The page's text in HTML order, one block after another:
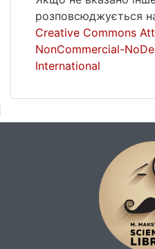
університету імені
повному обсязі та в
збереженості, як на
Залишилось
умову хранителів
розповсюджується
Creative Commons
NonCommercial-
International